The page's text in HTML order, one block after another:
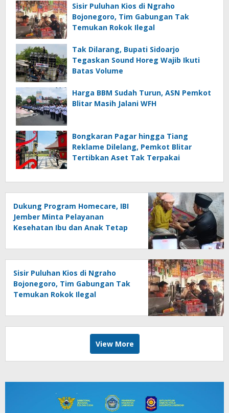
Sisir Puluhan Kios di Ngraho
Bojonegoro, Tim Gabungan Tak
Temukan Rokok Ilegal
Tak Dilarang, Bupati Sidoarjo
Tegaskan Sound Horeg Wajib Ikuti
Batas Volume
Harga BBM Sudah Turun, ASN Pemkot
Blitar Masih Jalani WFH
Bongkaran Pagar hingga Tiang
Reklame Dilelang, Pemkot Blitar
Tertibkan Aset Tak Terpakai
Dukung Program Homecare, IBI
Jember Minta Pelayanan
Kesehatan Ibu dan Anak Tetap
Sisir Puluhan Kios di Ngraho
Bojonegoro, Tim Gabungan Tak
Temukan Rokok Ilegal
View More